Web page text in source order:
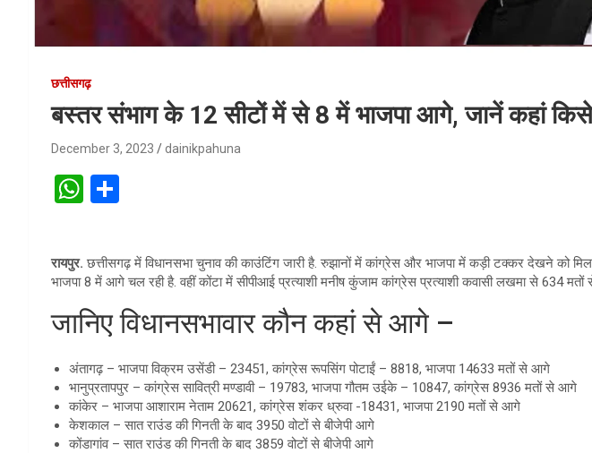
छत्तीसगढ़
बस्तर संभाग के 12 सीटों में से 8 में भाजपा आगे, जानें कहां
December 3, 2023 dainikpahuna
W
s
A
p
p
ar
e
रायपुर. छत्तीसगढ़ में विधानसभा चुनाव की काउंटिंग जारी है. रुझानों में कांग्रेस और भाजपा में कड़ी टक्कर देखने को
भाजपा 8 में आगे चल रही है. वहीं कोंटा में सीपीआई प्रत्याशी मनीष कुंजाम कांग्रेस प्रत्याशी कवासी लखमा से 634
जानिए विधानसभावार कौन कहां से आगे –
अंतागढ़ – भाजपा विक्रम उसेंडी – 23451, कांग्रेस रूपसिंग पोटाईं – 8818, भाजपा 14633 मतों से आगे
भानुप्रतापपुर – कांग्रेस सावित्री मण्डावी – 19783, भाजपा गौतम उईके – 10847, कांग्रेस 8936 मतों से आगे
कांकेर – भाजपा आशाराम नेताम 20621, कांग्रेस शंकर ध्रुवा -18431, भाजपा 2190 मतों से आगे
केशकाल – सात राउंड की गिनती के बाद 3950 वोटों से बीजेपी आगे
कोंडागांव – सात राउंड की गिनती के बाद 3859 वोटों से बीजेपी आगे